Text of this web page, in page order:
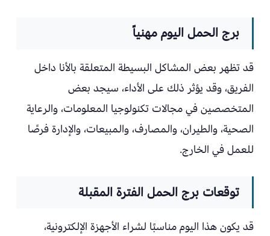
برج الحمل اليوم مهنياً
قد تظهر بعض المشاكل البسيطة المتعلقة بالأنا داخل
الفريق، وقد يؤثر ذلك على الأداء، سيجد بعض
المتخصصين في مجالات تكنولوجيا المعلومات، والرعاية
الصحية، والطيران، والمصارف، والمبيعات، والإدارة فرصًا
للعمل في الخارج.
توقعات برج الحمل الفترة المقبلة
قد يكون هذا اليوم مناسبًا لشراء الأجهزة الإلكترونية،